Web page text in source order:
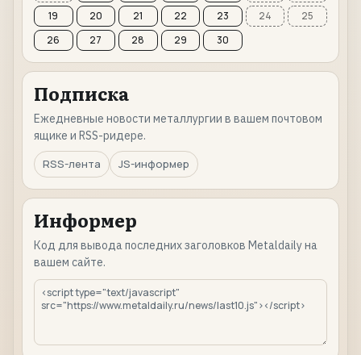
19
20 21 22 23 24
25
26
27 28 29 30
Подписка
Ежедневные новости металлургии в вашем почтовом
ящике и RSS-ридере.
RSS-лента
JS-информер
Информер
Код для вывода последних заголовков Metaldaily на
вашем сайте.